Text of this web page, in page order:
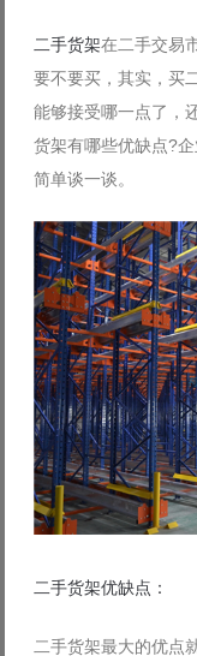
二手货架在二手交易
要不要买，其实，买
能够接受哪一点了，
货架有哪些优缺点?
简单谈一谈。
二手货架优缺点：
二手货架最大的优点
Log in with
Forgot your password?
Forgot your username?